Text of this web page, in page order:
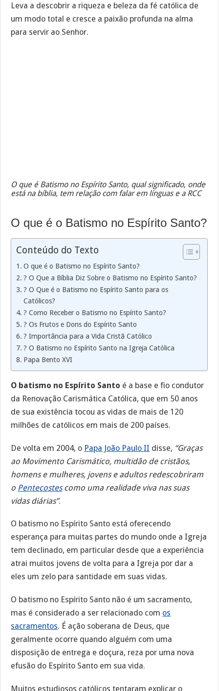
Leva a descobrir a riqueza e beleza da fé católica de
um modo total e cresce a paixão profunda na alma
para servir ao Senhor.
O que é Batismo no Espírito Santo, qual significado, onde
está na bíblia, tem relação com falar em línguas e a RCC
O que é o Batismo no Espírito Santo?
Conteúdo do Texto
O que é o Batismo no Espírito Santo?
? O Que a Bíblia Diz Sobre o Batismo no Espírito Santo?
? O Que é o Batismo no Espírito Santo para os
Católicos?
? Como Receber o Batismo no Espírito Santo?
? Os Frutos e Dons do Espírito Santo
? Importância para a Vida Cristã Católico
? O Batismo no Espírito Santo na Igreja Católica
Papa Bento XVI
O batismo no Espírito Santo é a base e fio condutor
da Renovação Carismática Católica, que em 50 anos
de sua existência tocou as vidas de mais de 120
milhões de católicos em mais de 200 países.
De volta em 2004, o Papa João Paulo II disse, “Graças
ao Movimento Carismático, multidão de cristãos,
homens e mulheres, jovens e adultos redescobriram
o Pentecostescomo uma realidade viva nas suas
vidas diárias”.
O batismo no Espírito Santo está oferecendo
esperança para muitas partes do mundo onde a Igreja
tem declinado, em particular desde que a experiência
atrai muitos jovens de volta para a Igreja por dar a
eles um zelo para santidade em suas vidas.
O batismo no Espírito Santo não é um sacramento,
mas é considerado a ser relacionado com os
sacramentos. É ação soberana de Deus, que
geralmente ocorre quando alguém com uma
disposição de entrega e doçura, reza por uma nova
efusão do Espírito Santo em sua vida.
Muitos estudiosos católicos tentaram explicar o